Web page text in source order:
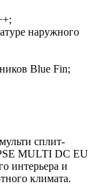
наружного
Blue Fin;
сплит-
MULTI DC EU
интерьера и
климата.